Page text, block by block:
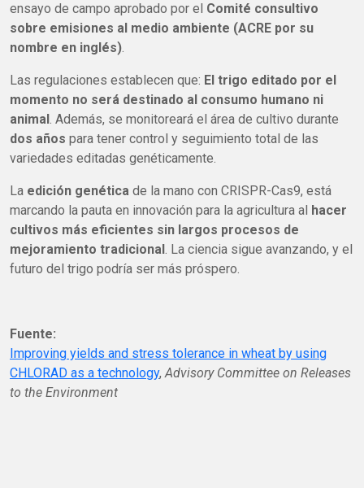
ensayo de campo aprobado por el Comité consultivo
sobre emisiones al medio ambiente (ACRE por su
nombre en inglés).
Las regulaciones establecen que: El trigo editado por el
momento no será destinado al consumo humano ni
animal. Además, se monitoreará el área de cultivo durante
dos años para tener control y seguimiento total de las
variedades editadas genéticamente.
La edición genética de la mano con CRISPR-Cas9, está
marcando la pauta en innovación para la agricultura al hacer
cultivos más eficientes sin largos procesos de
mejoramiento tradicional. La ciencia sigue avanzando, y el
futuro del trigo podría ser más próspero.
Fuente:
Improving yields and stress tolerance in wheat by using
CHLORAD as a technology,Advisory Committee on Releases
to the Environment